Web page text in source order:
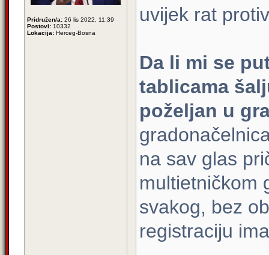
Pridružen/a: 26 lis 2022, 11:39
Postovi: 10332
Lokacija: Herceg-Bosna
uvijek rat
Da li mi se
tablicama
poželjan u
na sav glas
multietničkom
svakog, bez
registraciju